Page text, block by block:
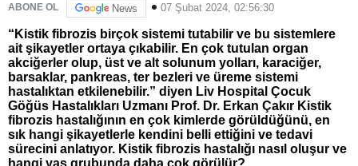
ABONE OL News 07 Şubat 2024, 02:56:30
“Kistik fibrozis birçok sistemi tutabilir ve bu sistemlere
ait şikayetler ortaya çıkabilir. En çok tutulan organ
akciğerler olup, üst ve alt solunum yolları, karaciğer,
barsaklar, pankreas, ter bezleri ve üreme sistemi
hastalıktan etkilenebilir.” diyen Liv Hospital Çocuk
Göğüs Hastalıkları Uzmanı Prof. Dr. Erkan Çakır Kistik
fibrozis hastalığının en çok kimlerde görüldüğünü, en
sık hangi şikayetlerle kendini belli ettiğini ve tedavi
sürecini anlatıyor. Kistik fibrozis hastalığı nasıl oluşur ve
hangi yaş grubunda daha çok görülür?